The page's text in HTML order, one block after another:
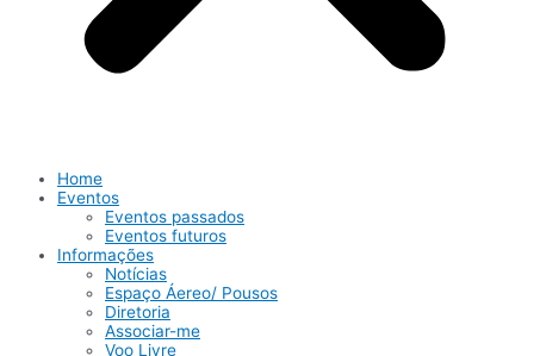
Home
Eventos
Eventos passados
Eventos futuros
Informações
Notícias
Espaço Áereo/ Pousos
Diretoria
Associar-me
Voo Livre